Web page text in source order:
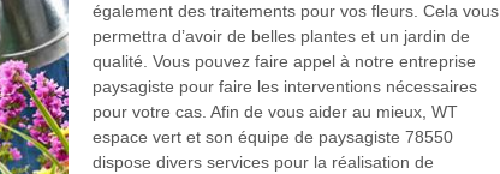
également des traitements pour vos fleurs. Cela vous
permettra d’avoir de belles plantes et un jardin de
qualité. Vous pouvez faire appel à notre entreprise
paysagiste pour faire les interventions nécessaires
pour votre cas. Afin de vous aider au mieux, WT
espace vert et son équipe de paysagiste 78550
dispose divers services pour la réalisation de